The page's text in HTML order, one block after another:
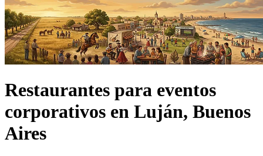
Restaurantes para eventos
corporativos en Luján, Buenos
Aires